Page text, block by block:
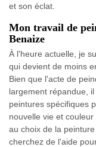
et son éclat.
Mon travail de
Benaize
À l'heure actuelle, je
qui devient de moins
Bien que l'acte de
largement répandue,
peintures spécifiques
nouvelle vie et
au choix de la
cherchez de l'aide